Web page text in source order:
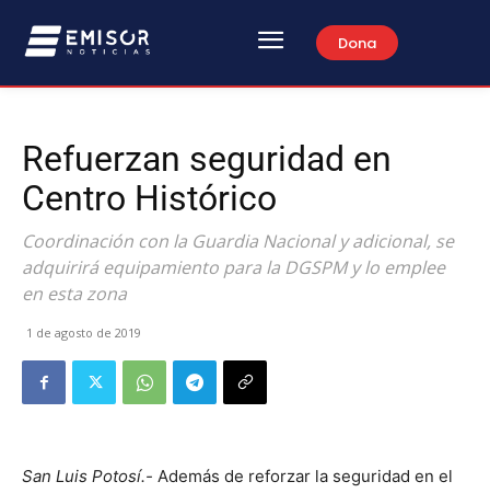
Dona
Refuerzan seguridad en
Centro Histórico
Coordinación con la Guardia Nacional y adicional, se
adquirirá equipamiento para la DGSPM y lo emplee
en esta zona
1 de agosto de 2019
San Luis Potosí.- Además de reforzar la seguridad en el